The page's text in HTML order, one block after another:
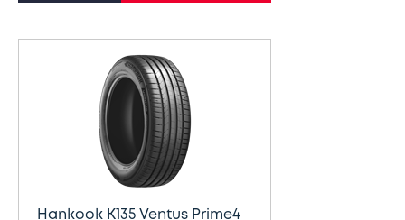
Hankook K135 Ventus Prime4